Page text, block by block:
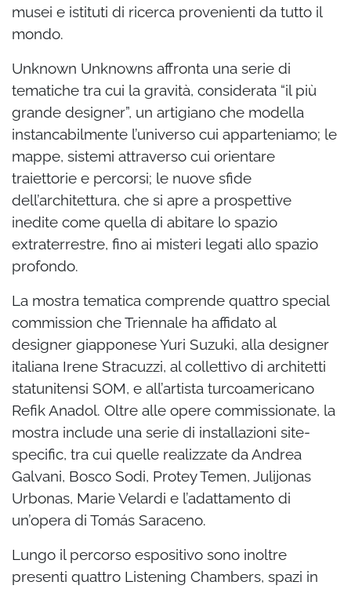
musei e istituti di ricerca provenienti da tutto il
mondo.
Unknown Unknowns affronta una serie di
tematiche tra cui la gravità, considerata “il più
grande designer”, un artigiano che modella
instancabilmente l’universo cui apparteniamo; le
mappe, sistemi attraverso cui orientare
traiettorie e percorsi; le nuove sfide
dell’architettura, che si apre a prospettive
inedite come quella di abitare lo spazio
extraterrestre, fino ai misteri legati allo spazio
profondo.
La mostra tematica comprende quattro special
commission che Triennale ha affidato al
designer giapponese Yuri Suzuki, alla designer
italiana Irene Stracuzzi, al collettivo di architetti
statunitensi SOM, e all’artista turcoamericano
Refik Anadol. Oltre alle opere commissionate, la
mostra include una serie di installazioni site-
specific, tra cui quelle realizzate da Andrea
Galvani, Bosco Sodi, Protey Temen, Julijonas
Urbonas, Marie Velardi e l’adattamento di
un’opera di Tomás Saraceno.
Lungo il percorso espositivo sono inoltre
presenti quattro Listening Chambers, spazi in